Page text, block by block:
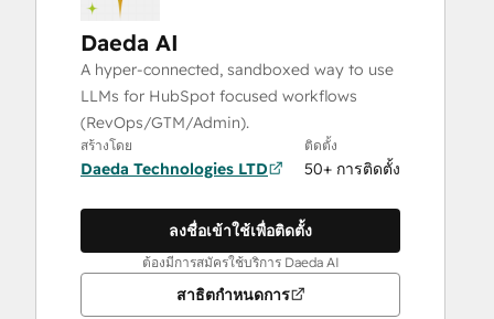
Daeda AI
A hyper-connected, sandboxed way to use
LLMs for HubSpot focused workflows
(RevOps/GTM/Admin).
สร้างโดย
Daeda Technologies LTD
ติดตั้ง
50+ การติดตั้ง
ลงชื่อเข้าใช้เพื่อติดตั้ง
ต้องมีการสมัครใช้บริการ Daeda AI
สาธิตกำหนดการ